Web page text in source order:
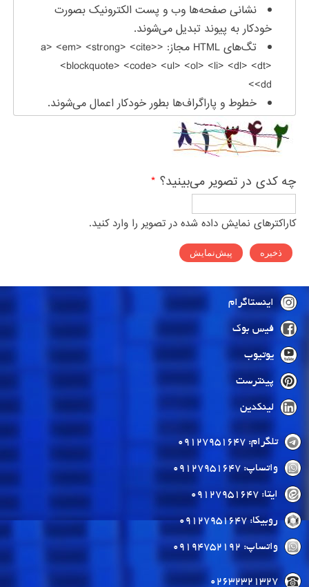
نشانی صفحه‌ها وب و پست الکترونیک بصورت
خودکار به پیوند تبدیل می‌شوند.
تگ‌های HTML مجاز: <a> <em> <strong> <cite>
<blockquote> <code> <ul> <ol> <li> <dl> <dt>
<dd>
خطوط و پاراگراف‌ها بطور خودکار اعمال می‌شوند.
چه کدی در تصویر می‌بینید؟ *
کاراکترهای نمایش داده شده در تصویر را وارد کنید.
اینستاگرام
فیس بوک
یوتیوب
پینترست
لینکدین
تلگرام: 09127951647
واتساپ: 09127951647
ایتا: 09127951647
روبیکا: 09127951647
واتساپ: 09194752192
02632321327